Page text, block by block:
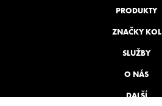
PRODUKTY
ZNAČKY KOL
SLUŽBY
O NÁS
DALŠÍ